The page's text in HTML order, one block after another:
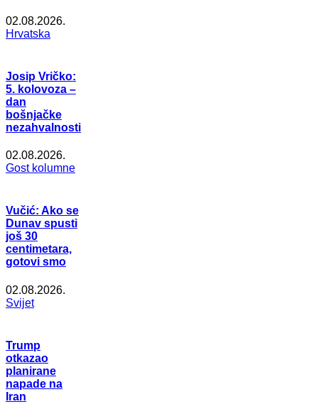
02.08.2026.
Hrvatska
Josip Vričko:
5. kolovoza –
dan
bošnjačke
nezahvalnosti
02.08.2026.
Gost kolumne
Vučić: Ako se
Dunav spusti
još 30
centimetara,
gotovi smo
02.08.2026.
Svijet
Trump
otkazao
planirane
napade na
Iran